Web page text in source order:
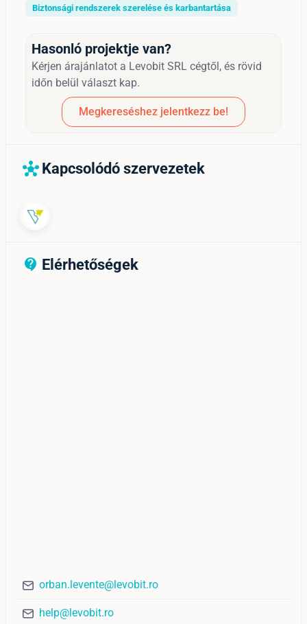
Biztonsági rendszerek szerelése és karbantartása
Hasonló projektje van?
Kérjen árajánlatot a Levobit SRL cégtől, és rövid
időn belül választ kap.
Megkereséshez jelentkezz be!
hub Kapcsolódó szervezetek
contact_support_outline
Elérhetőségek
orban.levente@levobit.ro
help@levobit.ro